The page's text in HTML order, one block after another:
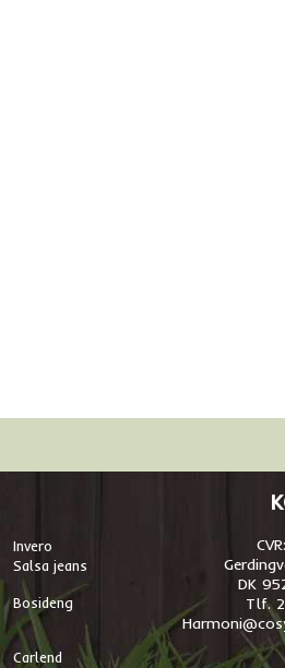
Invero
Salsa jeans
Bosideng
Carlend
DK
Tlf.